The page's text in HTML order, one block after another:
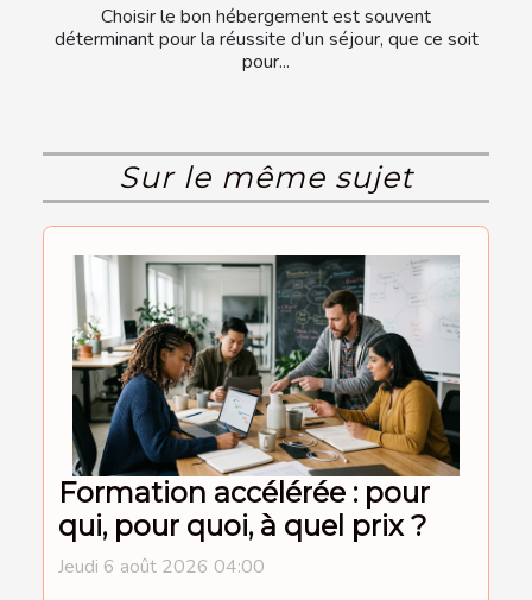
Choisir le bon hébergement est souvent
déterminant pour la réussite d’un séjour, que ce soit
pour...
Sur le même sujet
Formation accélérée : pour
qui, pour quoi, à quel prix ?
Jeudi 6 août 2026 04:00